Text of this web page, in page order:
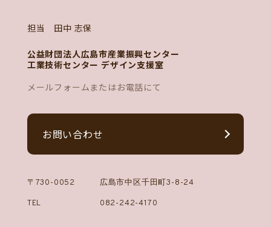
担当 田中 志保
公益財団法人広島市産業振興センター
工業技術センター デザイン支援室
メールフォームまたはお電話にて
お問い合わせ
〒730-0052 広島市中区千田町3-8-24
TEL 082-242-4170